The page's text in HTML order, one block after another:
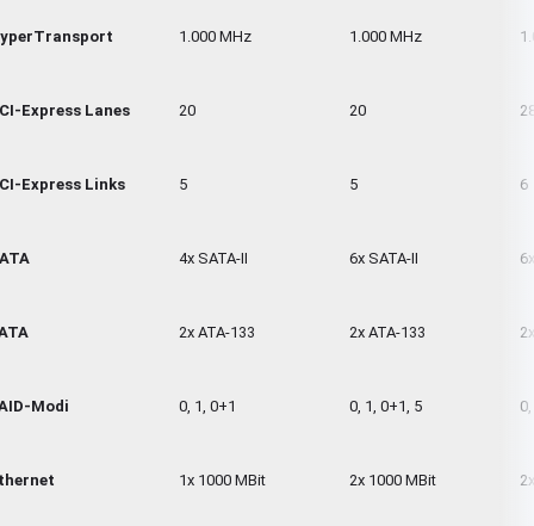
1.000 MHz 1.000 MHz
Express Lanes 20 20
Express Links 5 5 6
4x SATA-II 6x SATA-II
2x ATA-133 2x ATA-133
Modi 0, 1, 0+1 0, 1, 0+1, 5
1x 1000 MBit 2x 1000 MBit